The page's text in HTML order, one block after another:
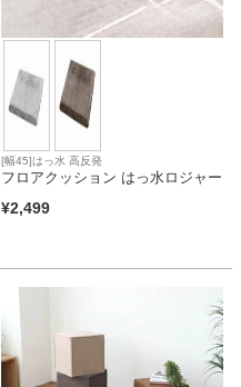
[幅45]はっ水 高反発
フロアクッション はっ水ロジャー
¥2,499